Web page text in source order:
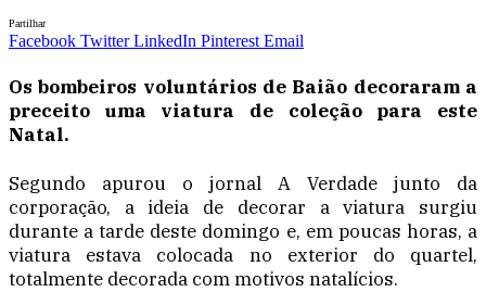
Partilhar
Facebook Twitter LinkedIn Pinterest Email
Os bombeiros voluntários de Baião decoraram a
preceito uma viatura de coleção para este
Natal.
Segundo apurou o jornal A Verdade junto da
corporação, a ideia de decorar a viatura surgiu
durante a tarde deste domingo e, em poucas horas, a
viatura estava colocada no exterior do quartel,
totalmente decorada com motivos natalícios.